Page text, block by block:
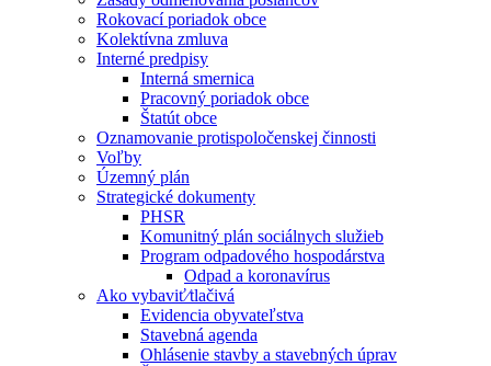
Rokovací poriadok obce
Kolektívna zmluva
Interné predpisy
Interná smernica
Pracovný poriadok obce
Štatút obce
Oznamovanie protispoločenskej činnosti
Voľby
Územný plán
Strategické dokumenty
PHSR
Komunitný plán sociálnych služieb
Program odpadového hospodárstva
Odpad a koronavírus
Ako vybaviť⁄tlačivá
Evidencia obyvateľstva
Stavebná agenda
Ohlásenie stavby a stavebných úprav